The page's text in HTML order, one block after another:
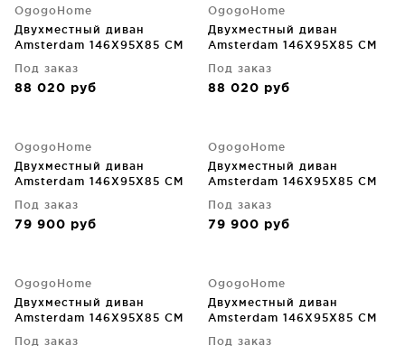
OgogoHome
Двухместный диван
Amsterdam 146X95X85 CM
Под заказ
88 020 руб
OgogoHome
Двухместный диван
Amsterdam 146X95X85 CM
Под заказ
88 020 руб
OgogoHome
Двухместный диван
Amsterdam 146X95X85 CM
Под заказ
79 900 руб
OgogoHome
Двухместный диван
Amsterdam 146X95X85 CM
Под заказ
79 900 руб
OgogoHome
Двухместный диван
Amsterdam 146X95X85 CM
Под заказ
OgogoHome
Двухместный диван
Amsterdam 146X95X85 CM
Под заказ